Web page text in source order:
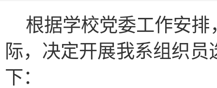
根据学校党委工作安排
际，决定开展我系组织
下：